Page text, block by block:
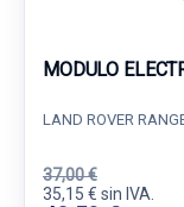
MODULO
LAND ROVER
37,00 €
35,15 € sin IVA.